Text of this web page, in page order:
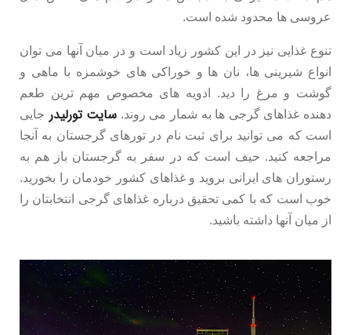
عروسی ها محدود شده است.
تنوع غذایی نیز در این کشور زیاد است و در میان آنها می توان
انواع شیرینی ها، نان ها و خوراکی های خوشمزه با ماهی و
گوشت و مرغ را دید. ادویه های مخصوص مهم ترین طعم
دهنده غذاهای گرجی ها به شمار می روند. سایت تورلیدر جایی
است که می توانید برای ثبت نام در تورهای گرجستان به آنجا
مراجعه کنید. حیف است که در سفر به گرجستان باز هم به
رستوران های ایرانی بروید و غذاهای کشور خودمان را بخورید.
خوب است که با کمی تحقیق درباره غذاهای گرجی انتخابتان را
از میان آنها داشته باشید.